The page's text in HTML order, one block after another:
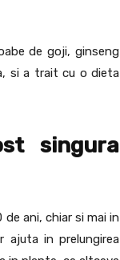
de goji, ginseng
si a trait cu o dieta
singura
ani, chiar si mai in
ajuta in prelungirea